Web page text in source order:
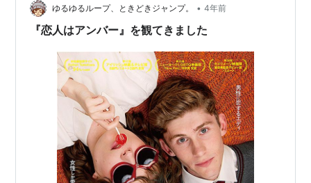
込んで、この騒動はねじれた方向へ向かっていく…
ゆるゆるループ、ときどきジャンプ。 • 4年前
『恋人はアンバー』を観てきました